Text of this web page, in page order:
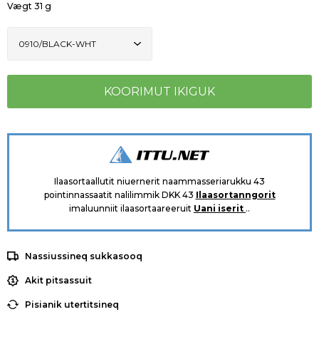
Vægt 31 g
Ilaasortaallutit niuernerit naammasseriarukku 43
pointinnassaatit nalilimmik DKK 43 Ilaasortanngorit
imaluunniit ilaasortaareeruit Uani iserit ..
Nassiussineq sukkasooq
Akit pitsassuit
Pisianik utertitsineq